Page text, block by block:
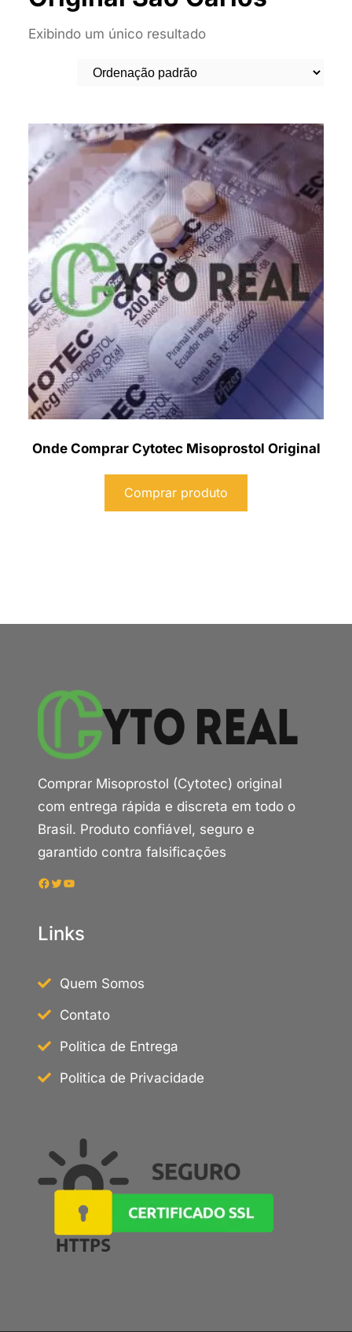
Exibindo um único resultado
Onde Comprar Cytotec Misoprostol Original
Comprar produto
Comprar Misoprostol (Cytotec) original
com entrega rápida e discreta em todo o
Brasil. Produto confiável, seguro e
garantido contra falsificações
Facebook Twitter Youtube
Links
Quem Somos
Contato
Politica de Entrega
Politica de Privacidade